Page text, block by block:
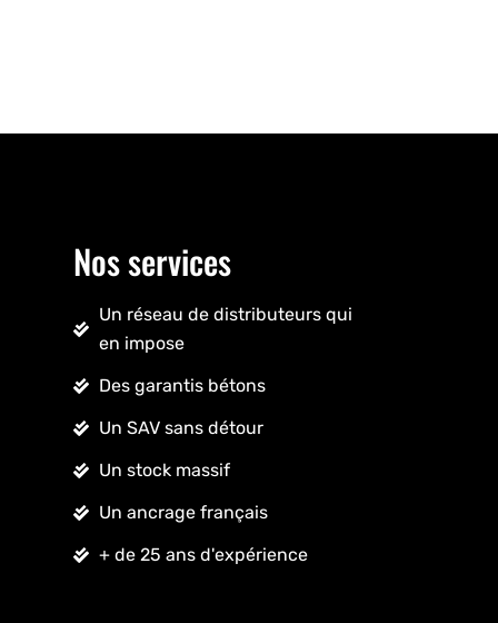
Nos services
Un réseau de distributeurs qui
en impose
Des garantis bétons
Un SAV sans détour
Un stock massif
Un ancrage français
+ de 25 ans d'expérience